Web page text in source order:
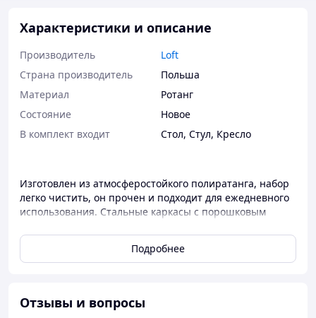
Характеристики и описание
Производитель
Loft
Страна производитель
Польша
Материал
Ротанг
Состояние
Новое
В комплект входит
Стол, Стул, Кресло
Изготовлен из атмосферостойкого полиратанга, набор
легко чистить, он прочен и подходит для ежедневного
использования. Стальные каркасы с порошковым
легкая конструкция позволяет легко передвигать их.
Мягкие подушки сиденья невероятно удобны и
Размеры 6-х Кресел:
Подробнее
Отзывы и вопросы